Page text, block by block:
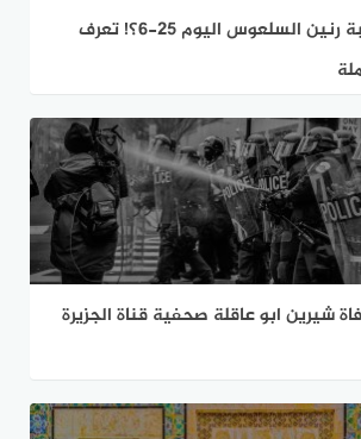
ما هي قصة الطالبة رنين السلعوس اليوم 25-6؟! تعرف
شيرين ابو عاقلة صحفية قناة الجزيرة